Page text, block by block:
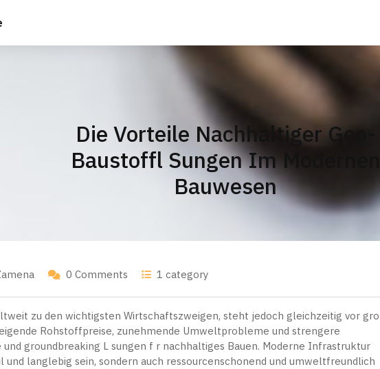
Die Vorteile Nachhaltiger Geo-
Baustoffl Sungen Im Modernen
Bauwesen
0 Comments 1 category
zu den wichtigsten Wirtschaftszweigen, steht jedoch gleichzeitig vor gro
Rohstoffpreise, zunehmende Umweltprobleme und strengere
groundbreaking L sungen f r nachhaltiges Bauen. Moderne Infrastruktur
und langlebig sein, sondern auch ressourcenschonend und umweltfreundlich